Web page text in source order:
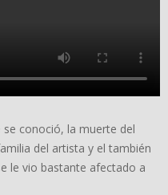
conoció, la muerte del
del artista y el también
le vio bastante afectado a